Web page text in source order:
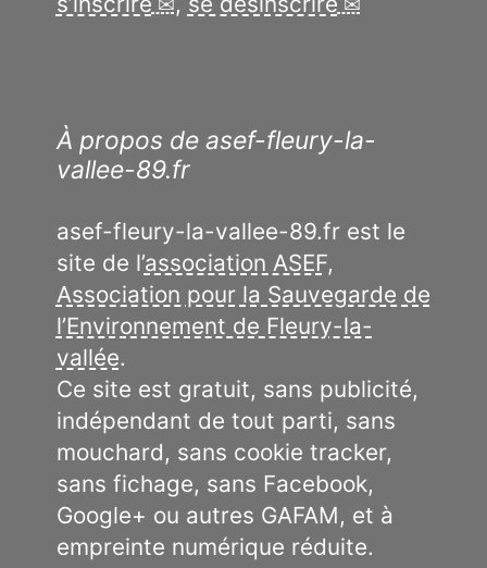
À propos de asef-fleury-la-
vallee-89.fr
asef-fleury-la-vallee-89.fr est le
site de l’association ASEF,
Association pour la Sauvegarde de
l’Environnement de Fleury-la-
vallée.
Ce site est gratuit, sans publicité,
indépendant de tout parti, sans
mouchard, sans cookie tracker,
sans fichage, sans Facebook,
Google+ ou autres GAFAM, et à
empreinte numérique réduite.